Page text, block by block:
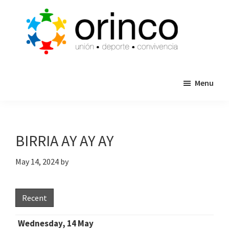
primary
de
Bateo
Eventos
Menu
BIRRIA AY AY AY
May 14, 2024 by
Recent
Wednesday, 14 May